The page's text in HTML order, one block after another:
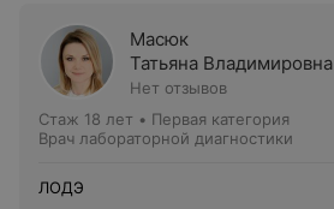
Масюк
Татьяна Владимировна
Нет отзывов
Стаж 18 лет • Первая категория
Врач лабораторной диагностики
ЛОДЭ